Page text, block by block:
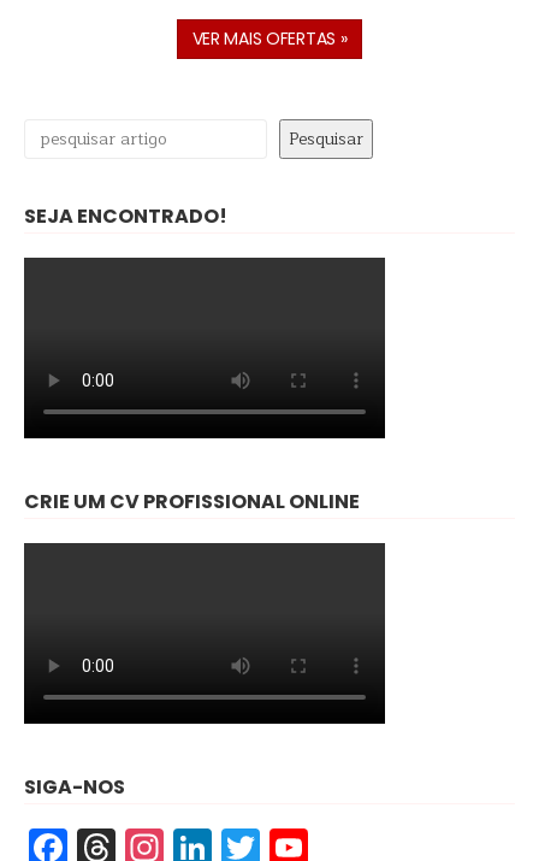
VER MAIS OFERTAS »
Pesquisar Pesquisar
SEJA ENCONTRADO!
CRIE UM CV PROFISSIONAL ONLINE
SIGA-NOS
Facebook
Threads
Instagram
LinkedIn
Twitter